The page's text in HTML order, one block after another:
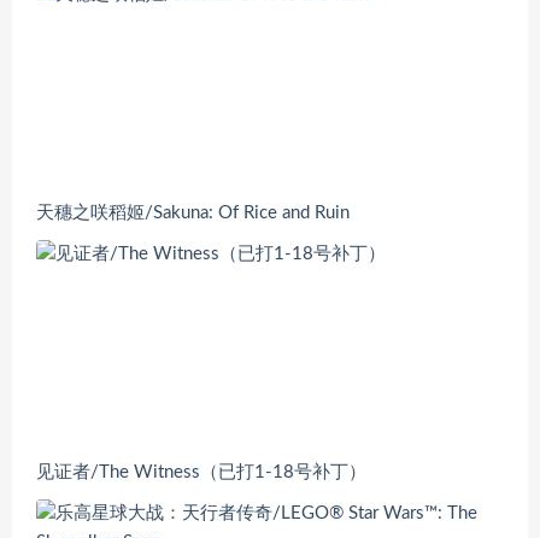
天穗之咲稻姬/Sakuna: Of Rice and Ruin
见证者/The Witness（已打1-18号补丁）